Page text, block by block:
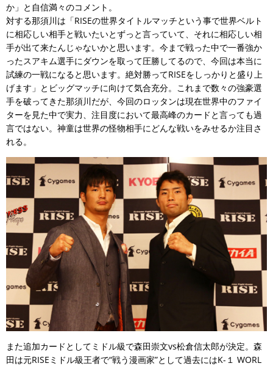
か」と自信満々のコメント。
対する那須川は「RISEの世界タイトルマッチという事で世界ベルト
に相応しい相手と戦いたいとずっと言っていて、それに相応しい相
手が出て来たんじゃないかと思います。今まで戦った中で一番強か
ったスアキム選手にダウンを取って圧勝してるので、今回は本当に
試練の一戦になると思います。絶対勝ってRISEをしっかりと盛り上
げます」とビッグマッチに向けて気合充分。これまで数々の強豪選
手を破ってきた那須川だが、今回のロッタンは現在世界中のファイ
ターを見た中で実力、注目度において最高峰のカードと言っても過
言ではない。神童は世界の怪物相手にどんな戦いをみせるか注目さ
れる。
また追加カードとしてミドル級で森田崇文vs松倉信太郎が決定。森
田は元RISEミドル級王者で“戦う漫画家”として過去にはK-１ WORL